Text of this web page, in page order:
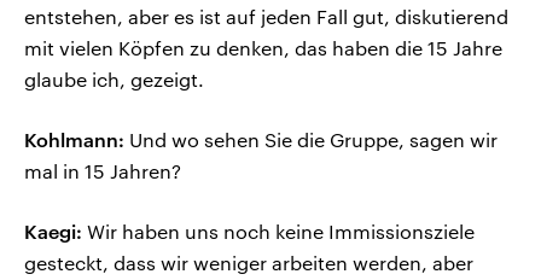
entstehen, aber es ist auf jeden Fall gut, diskutierend
mit vielen Köpfen zu denken, das haben die 15 Jahre
glaube ich, gezeigt.
Kohlmann: Und wo sehen Sie die Gruppe, sagen wir
mal in 15 Jahren?
Kaegi: Wir haben uns noch keine Immissionsziele
gesteckt, dass wir weniger arbeiten werden, aber